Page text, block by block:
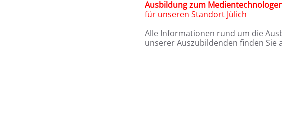
Ausbildung zum
für unseren Standort Jülich
Alle Informationen rund um die
unserer Auszubildenden finden Sie